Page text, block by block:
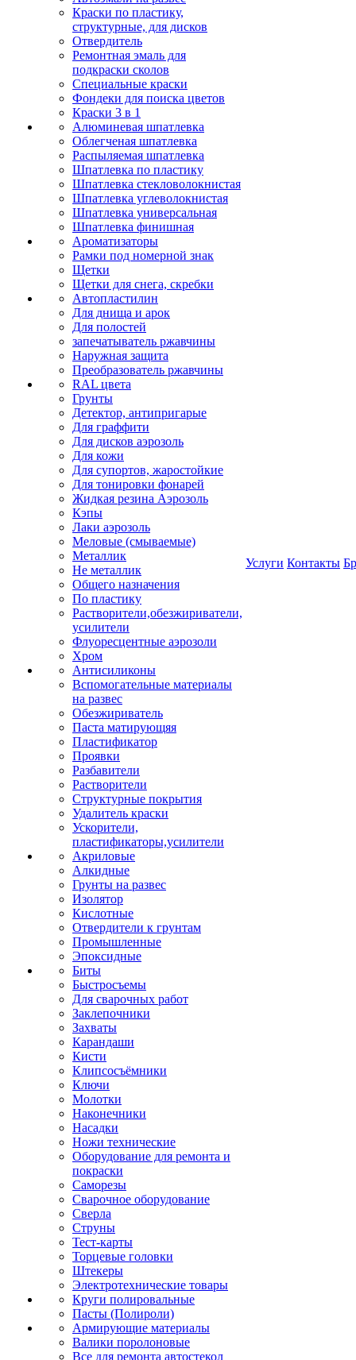
Краски по пластику,
структурные, для дисков
Отвердитель
Ремонтная эмаль для
подкраски сколов
Специальные краски
Фондеки для поиска цветов
Краски 3 в 1
Алюминевая шпатлевка
Облегченая шпатлевка
Распыляемая шпатлевка
Шпатлевка по пластику
Шпатлевка стекловолокнистая
Шпатлевка углеволокнистая
Шпатлевка универсальная
Шпатлевка финишная
Ароматизаторы
Рамки под номерной знак
Щетки
Щетки для снега, скребки
Автопластилин
Для днища и арок
Для полостей
запечатыватель ржавчины
Наружная защита
Преобразователь ржавчины
RAL цвета
Грунты
Детектор, антипригарые
Для граффити
Для дисков аэрозоль
Для кожи
Для супортов, жаростойкие
Для тонировки фонарей
Жидкая резина Аэрозоль
Кэпы
Лаки аэрозоль
Меловые (смываемые)
Металлик
Не металлик
Общего назначения
По пластику
Растворители,обезжириватели,
усилители
Флуоресцентные аэрозоли
Хром
Антисиликоны
Вспомогательные материалы
на развес
Обезжириватель
Паста матирующяя
Пластификатор
Проявки
Разбавители
Растворители
Структурные покрытия
Удалитель краски
Ускорители,
пластификаторы,усилители
Акриловые
Алкидные
Грунты на развес
Изолятор
Кислотные
Отвердители к грунтам
Промышленные
Эпоксидные
Биты
Быстросъемы
Для сварочных работ
Заклепочники
Захваты
Карандаши
Кисти
Клипсосъёмники
Ключи
Молотки
Наконечники
Насадки
Ножи технические
Оборудование для ремонта и
покраски
Саморезы
Сварочное оборудование
Сверла
Струны
Тест-карты
Торцевые головки
Штекеры
Электротехнические товары
Круги полировальные
Пасты (Полироли)
Армирующие материалы
Валики поролоновые
Все для ремонта автостекол
Услуги Контакты